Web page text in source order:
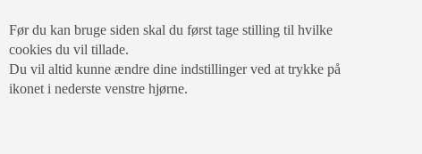
Før du kan bruge siden skal du først tage stilling til hvilke
cookies du vil tillade.
Du vil altid kunne ændre dine indstillinger ved at trykke på
ikonet i nederste venstre hjørne.